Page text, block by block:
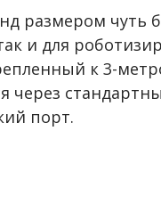
размером чуть
и для
к 3-
через
порт.